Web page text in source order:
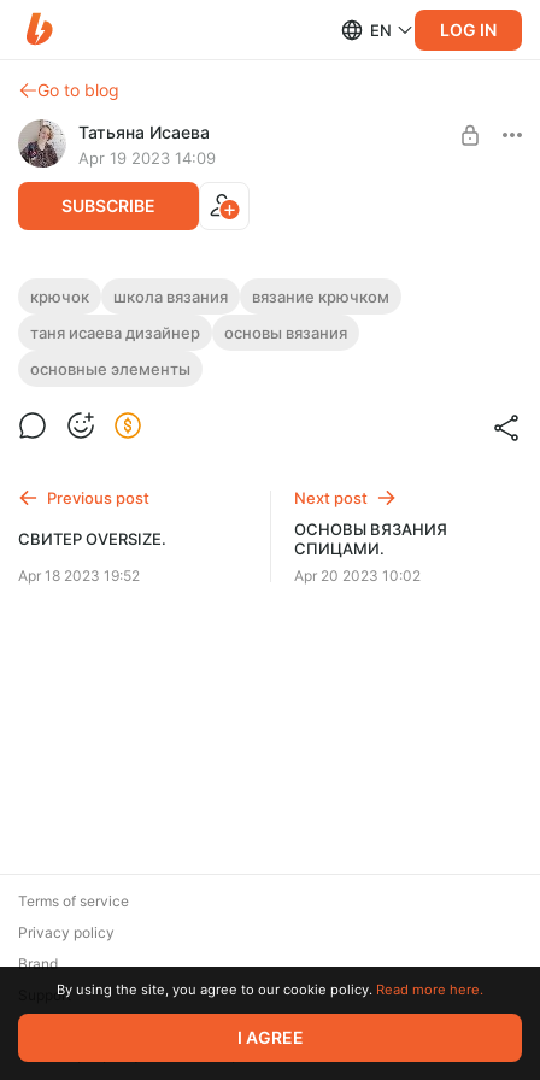
EN LOG IN
Go to blog
Татьяна Исаева
Apr 19 2023 14:09
SUBSCRIBE
ОСНОВЫ ВЯЗАНИЯ КРЮЧКОМ.
В этом уроке я собрала для Вас видео уроки о том, как
Level required:
крючок школа вязания
вязание крючком
таня исаева дизайнер
основы вязания
основные элементы
Previous post
СВИТЕР OVERSIZE.
Apr 18 2023 19:52
Next post
ОСНОВЫ ВЯЗАНИЯ
СПИЦАМИ.
Apr 20 2023 10:02
© 2026 Zaya Solutions Limited. All rights reserved. All trademarks
are the property of their respective owners.
Terms of service
Privacy policy
Brand
SupportBy using the site, you agree to our cookie policy. Read more here.
I AGREE